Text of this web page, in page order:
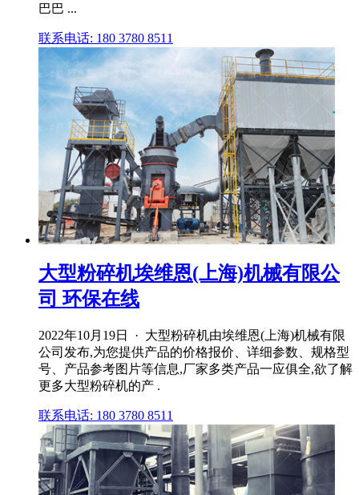
巴巴 ...
联系电话: 180 3780 8511
大型粉碎机埃维恩(上海)机械有限公
司 环保在线
2022年10月19日 · 大型粉碎机由埃维恩(上海)机械有限
公司发布,为您提供产品的价格报价、详细参数、规格型
号、产品参考图片等信息,厂家多类产品一应俱全,欲了解
更多大型粉碎机的产 .
联系电话: 180 3780 8511